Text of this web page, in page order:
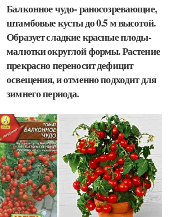
Балконное чудо- раносозревающие,
штамбовые кусты до 0.5 м высотой.
Образует сладкие красные плоды-
малютки округлой формы. Растение
прекрасно переносит дефицит
освещения, и отменно подходит для
зимнего периода.